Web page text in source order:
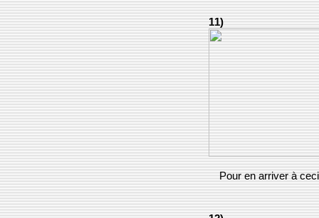
11)
Pour en arriver à